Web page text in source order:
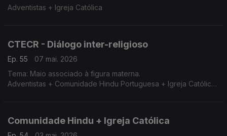
Adventistas + Igreja Católica
CTECR - Diálogo inter-religioso
Ep. 55
07 mai. 2026
Tema: Maio associado à figura materna.
Adventistas + Comunidade Hindu Portuguesa + Igreja Católica
Comunidade Hindu + Igreja Católica